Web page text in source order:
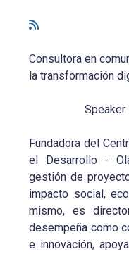
Consultora en
la transformación
Speaker
Fundadora del
el Desarrollo -
gestión de
impacto social,
mismo, es
desempeña como
e innovación,